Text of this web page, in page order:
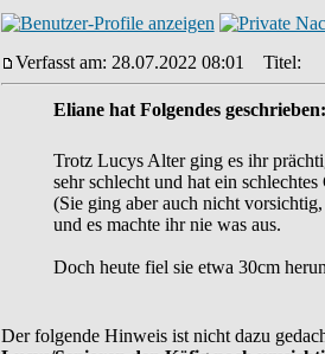
Verfasst am: 28.07.2022 08:01 Titel:
Eliane hat Folgendes
Trotz Lucys Alter ging es ihr
sehr schlecht und hat ein
(Sie ging aber auch nicht
und es machte ihr nie was aus.
Doch heute fiel sie etwa 30cm
Der folgende Hinweis ist nicht dazu